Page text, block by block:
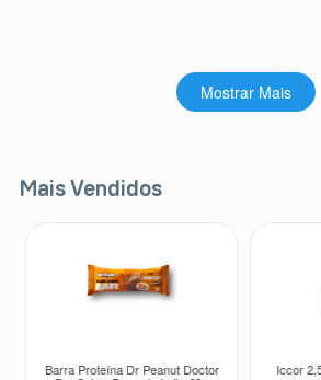
Mostrar Mais
Mais Vendidos
Barra Proteína Dr Peanut Doctor Iccor